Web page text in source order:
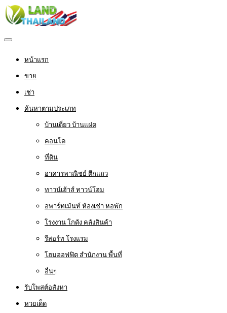
หน้าแรก
ขาย
เช่า
ค้นหาตามประเภท
บ้านเดี่ยว บ้านแฝด
คอนโด
ที่ดิน
อาคารพาณิชย์ ตึกแถว
ทาวน์เฮ้าส์ ทาวน์โฮม
อพาร์ทเม้นท์ ห้องเช่า หอพัก
โรงงาน โกดัง คลังสินค้า
รีสอร์ท โรงแรม
โฮมออฟฟิต สำนักงาน พื้นที่
อื่นๆ
รับโพสต์อสังหา
หวยเด็ด